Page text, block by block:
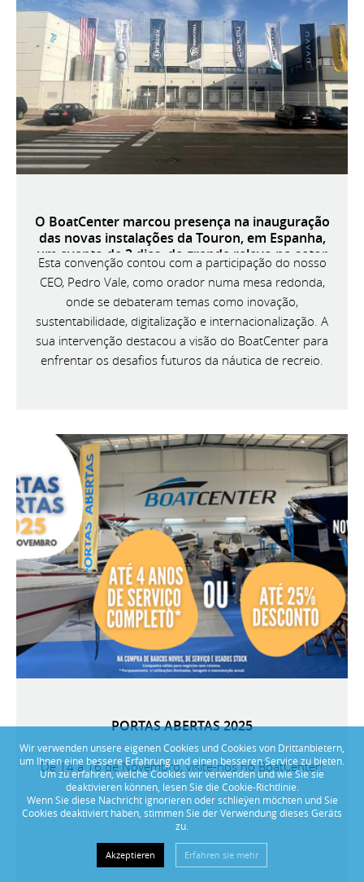
O BoatCenter marcou presença na inauguração
das novas instalações da Touron, em Espanha,
um evento de 3 dias, de grande relevo no setor
náutico ibérico.
Esta convenção contou com a participação do nosso
CEO, Pedro Vale, como orador numa mesa redonda,
onde se debateram temas como inovação,
sustentabilidade, digitalização e internacionalização. A
sua intervenção destacou a visão do BoatCenter para
enfrentar os desafios futuros da náutica de recreio.
PORTAS ABERTAS 2025
De 14 a 16 de Novembro, visite-nos no BoatCenter!
Wir verwenden unsere eigenen Cookies und Cookies von Drittanbietern,
um Ihnen eine bessere Erfahrung und einen besseren Service zu bieten.
Um zu erfahren, welche Cookies wir verwenden und wie Sie sie
deaktivieren können, lesen Sie die Cookie-Richtlinie.
Wenn Sie diese Nachricht ignorieren oder schlieÿen möchten und Sie
Cookies deaktiviert haben, stimmen Sie der Verwendung dieses Geräts
zu.
Akzeptieren Erfahren sie mehr